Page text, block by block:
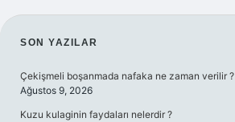
SIDEBAR
SON YAZILAR
Çekişmeli boşanmada nafaka ne zaman verilir ?
Ağustos 9, 2026
Kuzu kulaginin faydaları nelerdir ?